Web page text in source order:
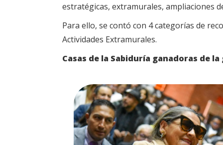
estratégicas, extramurales, ampliaciones
Para ello, se contó con 4 categorías de
Actividades Extramurales.
Casas de la Sabiduría ganadoras de la